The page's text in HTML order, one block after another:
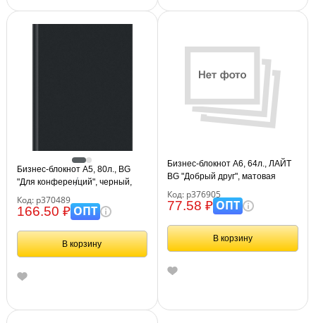
Бизнес-блокнот А5, 80л., BG
"Для конференций", черный,
Код: р370489
166.50 ₽ОПТ
В корзину
Бизнес-блокнот А6, 64л., ЛАЙТ
BG "Добрый друг", матовая
Код: р376905
77.58 ₽ОПТ
В корзину